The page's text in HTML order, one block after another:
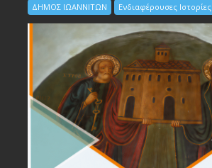
ΔΗΜΟΣ ΙΩΑΝΝΙΤΩΝ Ενδιαφέρουσες Ιστορίες